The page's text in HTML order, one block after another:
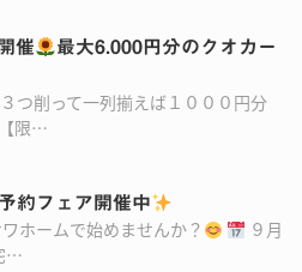
催
最大6.000円分のクオカー
つ削って一列揃えば１０００円分
【限…
約フェア開催中
ホームで始めませんか？
９月
…